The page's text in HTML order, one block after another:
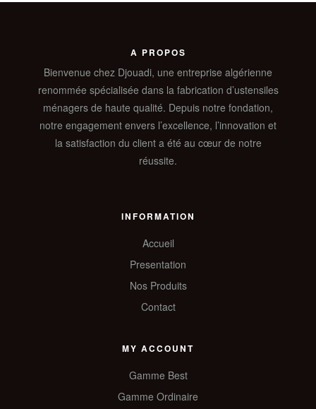
A PROPOS
Bienvenue chez Djouadi, une entreprise algérienne
renommée spécialisée dans la fabrication d’ustensiles
ménagers de haute qualité. Depuis notre fondation,
notre engagement envers l’excellence, l’innovation et
la satisfaction du client a été au cœur de notre
réussite.
INFORMATION
Accueil
Presentation
Nos Produits
Contact
MY ACCOUNT
Gamme Best
Gamme Ordinaire